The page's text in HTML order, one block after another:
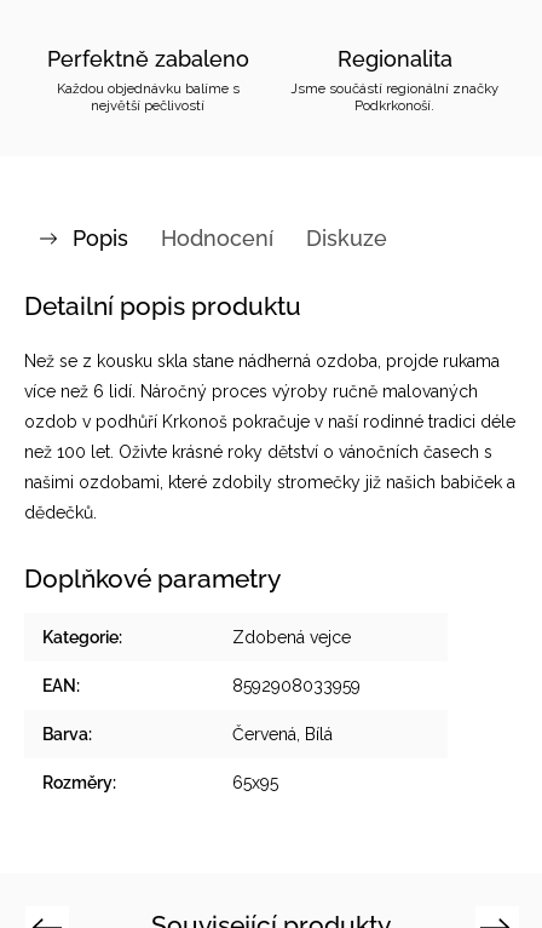
Perfektně zabaleno
Každou objednávku balíme s
největší pečlivostí
Regionalita
Jsme součástí regionální značky
Podkrkonoší.
Popis Hodnocení Diskuze
Detailní popis produktu
Než se z kousku skla stane nádherná ozdoba, projde rukama
více než 6 lidí. Náročný proces výroby ručně malovaných
ozdob v podhůří Krkonoš pokračuje v naší rodinné tradici déle
než 100 let. Oživte krásné roky dětství o vánočních časech s
našimi ozdobami, které zdobily stromečky již našich babiček a
dědečků.
Doplňkové parametry
Kategorie: Zdobená vejce
EAN : 8592908033959
Barva: Červená, Bílá
Rozměry: 65x95